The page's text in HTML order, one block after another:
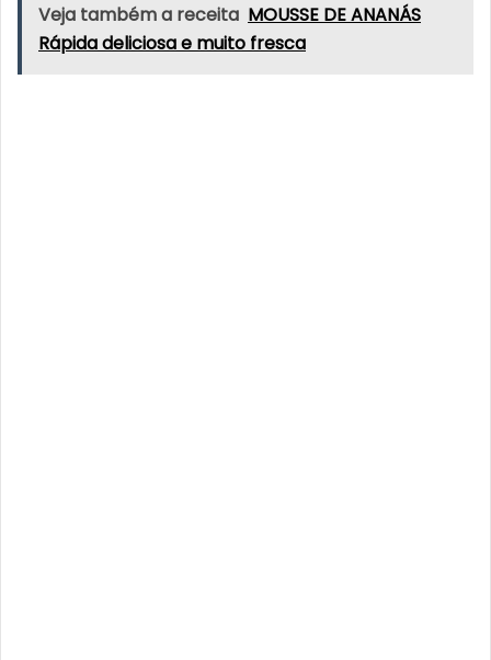
Veja também a receita MOUSSE DE ANANÁS
Rápida deliciosa e muito fresca